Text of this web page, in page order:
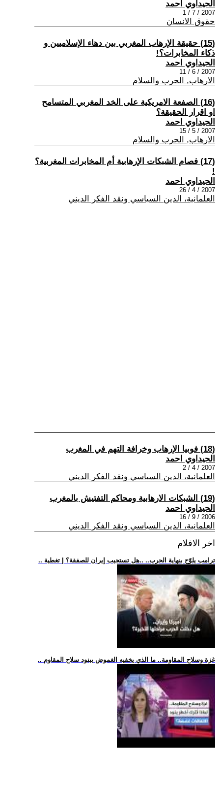
الحيداوي احمد
2007 / 7 / 1
حقوق الانسان
(15) حقيقة الإرهاب المغربي بين دهاء الإسلاميين و
ذكاء المخابرات؟!
الحيداوي احمد
2007 / 6 / 11
الارهاب, الحرب والسلام
(16) الصفعة الامريكية على الخد المغربي المتسامح
او اقرار الحقيقة؟
الحيداوي احمد
2007 / 5 / 15
الارهاب, الحرب والسلام
(17) فصام الشبكات الإرهابية أم المخابرات المغربية؟
!
الحيداوي احمد
2007 / 4 / 26
العلمانية، الدين السياسي ونقد الفكر الديني
(18) فوبيا الإرهاب وخرافة التهم في المغرب
الحيداوي احمد
2007 / 4 / 2
العلمانية، الدين السياسي ونقد الفكر الديني
(19) الشبكات الارهابية ومحاكم التفتيش بالمغرب
الحيداوي احمد
2006 / 9 / 16
العلمانية، الدين السياسي ونقد الفكر الديني
اخر الافلام
.. ترامب يلوّح بنهاية الحرب.. ..هل تستجيب إيران للصفقة؟ | تغطية
.. غزة وسلاح المقاومة.. ما الذي يخفيه الغموض ببنود سلاح المقاوم